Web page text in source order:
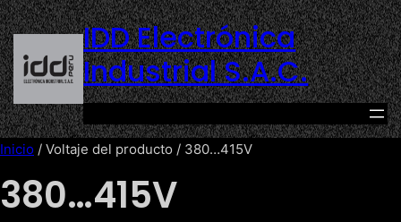
Saltar
al
contenido
IDD Electrónica
Industrial S.A.C.
Inicio / Voltaje del producto / 380…415V
380…415V